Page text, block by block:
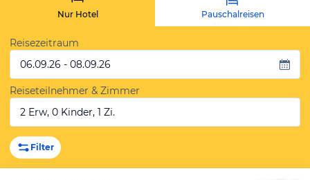
Nur Hotel Pauschalreisen
Reisezeitraum
06.09.26 - 08.09.26
Reiseteilnehmer & Zimmer
2 Erw, 0 Kinder, 1 Zi.
Filter